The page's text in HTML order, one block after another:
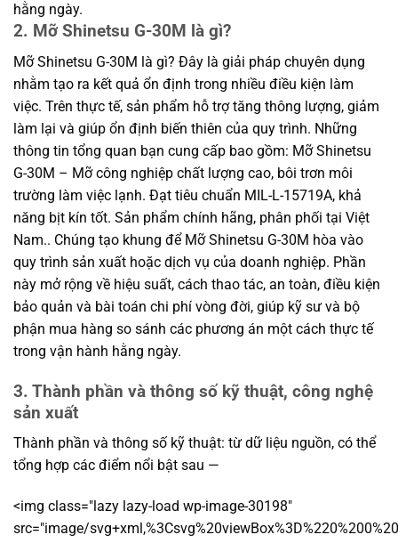
hằng ngày.
2. Mỡ Shinetsu G-30M là gì?
Mỡ Shinetsu G-30M là gì? Đây là giải pháp chuyên dụng
nhằm tạo ra kết quả ổn định trong nhiều điều kiện làm
việc. Trên thực tế, sản phẩm hỗ trợ tăng thông lượng, giảm
làm lại và giúp ổn định biến thiên của quy trình. Những
thông tin tổng quan bạn cung cấp bao gồm: Mỡ Shinetsu
G-30M – Mỡ công nghiệp chất lượng cao, bôi trơn môi
trường làm việc lạnh. Đạt tiêu chuẩn MIL-L-15719A, khả
năng bịt kín tốt. Sản phẩm chính hãng, phân phối tại Việt
Nam.. Chúng tạo khung để Mỡ Shinetsu G-30M hòa vào
quy trình sản xuất hoặc dịch vụ của doanh nghiệp. Phần
này mở rộng về hiệu suất, cách thao tác, an toàn, điều kiện
bảo quản và bài toán chi phí vòng đời, giúp kỹ sư và bộ
phận mua hàng so sánh các phương án một cách thực tế
trong vận hành hằng ngày.
3. Thành phần và thông số kỹ thuật, công nghệ
sản xuất
Thành phần và thông số kỹ thuật: từ dữ liệu nguồn, có thể
tổng hợp các điểm nổi bật sau —
<img class="lazy lazy-load wp-image-30198"
src="image/